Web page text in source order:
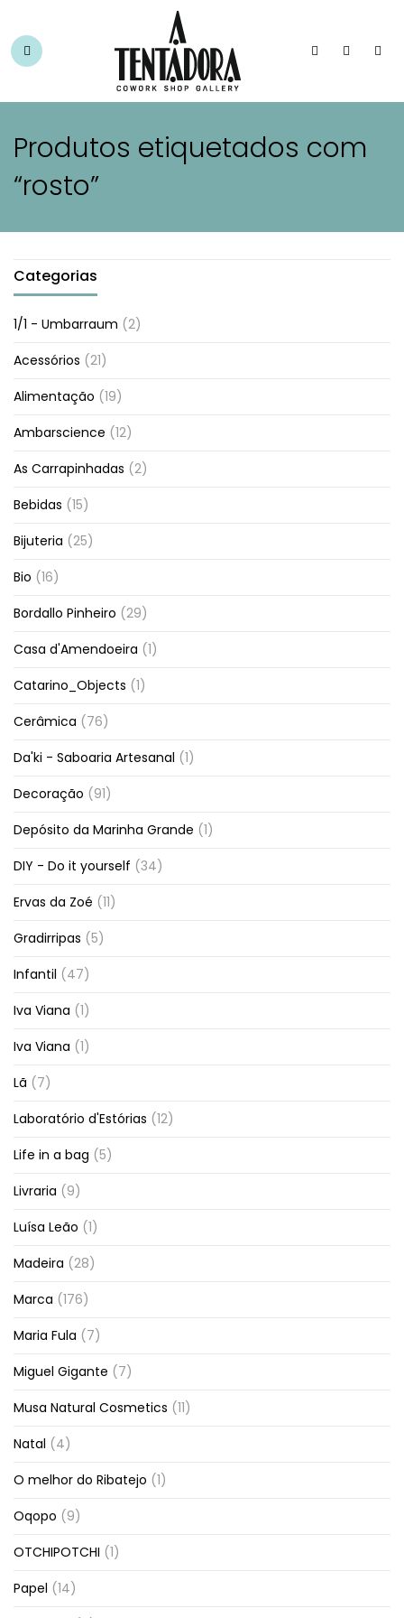
Produtos etiquetados com
“rosto”
Categorias
1/1 - Umbarraum (2)
Acessórios (21)
Alimentação (19)
Ambarscience (12)
As Carrapinhadas (2)
Bebidas (15)
Bijuteria (25)
Bio (16)
Bordallo Pinheiro (29)
Casa d'Amendoeira (1)
Catarino_Objects (1)
Cerâmica (76)
Da'ki - Saboaria Artesanal (1)
Decoração (91)
Depósito da Marinha Grande (1)
DIY - Do it yourself (34)
Ervas da Zoé (11)
Gradirripas (5)
Infantil (47)
Iva Viana (1)
Iva Viana (1)
Lã (7)
Laboratório d'Estórias (12)
Life in a bag (5)
Livraria (9)
Luísa Leão (1)
Madeira (28)
Marca (176)
Maria Fula (7)
Miguel Gigante (7)
Musa Natural Cosmetics (11)
Natal (4)
O melhor do Ribatejo (1)
Oqopo (9)
OTCHIPOTCHI (1)
Papel (14)